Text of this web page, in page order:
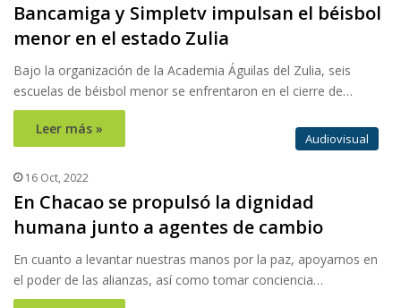
Bancamiga y Simpletv impulsan el béisbol
menor en el estado Zulia
Bajo la organización de la Academia Águilas del Zulia, seis
escuelas de béisbol menor se enfrentaron en el cierre de…
Leer más »
Audiovisual
16 Oct, 2022
En Chacao se propulsó la dignidad
humana junto a agentes de cambio
En cuanto a levantar nuestras manos por la paz, apoyarnos en
el poder de las alianzas, así como tomar conciencia…